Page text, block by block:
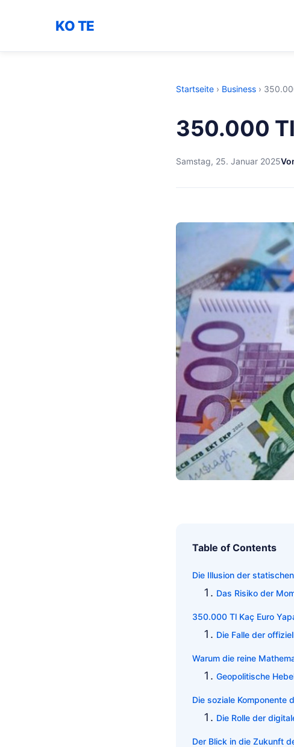
KO TE
Startseite › Business ›
350.000
Samstag, 25. Januar 2025
Table of Contents
Die Illusion der
Das Risiko der
350.000 Tl Kaç Euro
Die Falle der
Warum die reine
Geopolitische
Die soziale Komponente
Die Rolle der
Der Blick in die Zukunft